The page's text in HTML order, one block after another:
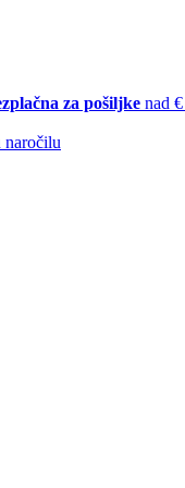
za pošiljke nad
naročilu